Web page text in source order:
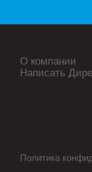
О компании
Написать
Политика